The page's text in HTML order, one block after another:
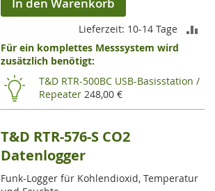
Lieferzeit: 10-14 Tage
Für ein komplettes Messsystem wird
zusätzlich benötigt:
T&D RTR-500BC USB-Basisstation /
Repeater 248,00 €
T&D RTR-576-S CO2
Datenlogger
Funk-Logger für Kohlendioxid, Temperatur